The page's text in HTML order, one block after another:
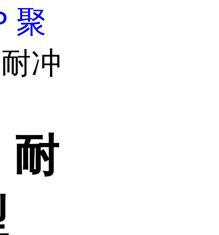
聚
冲
耐